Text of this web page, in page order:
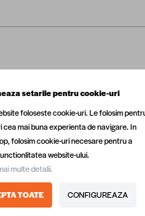
setarile pentru cookie-uri
foloseste cookie-uri. Le folosim
cea mai buna experienta de navigare. In
folosim cookie-uri necesare pentru a
website-ului.
multe detalii.
TOATE CONFIGUREAZA